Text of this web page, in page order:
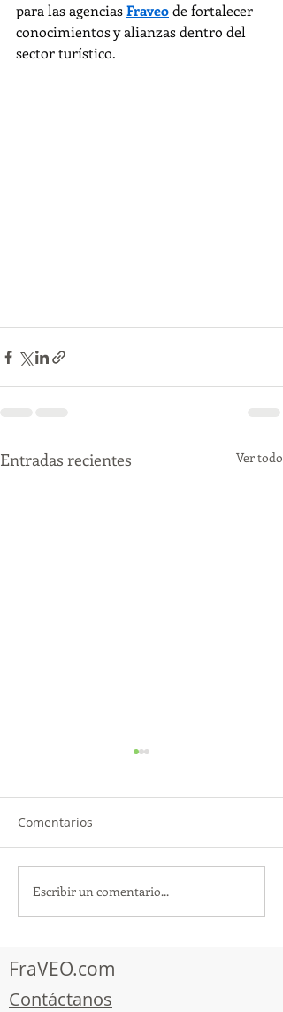
para las agencias Fraveo de fortalecer
conocimientos y alianzas dentro del
sector turístico.
Entradas recientes Ver todo
¡Acapulco y Guerrero se
Visten de Fiesta!
Comentarios
Escribir un comentario...
FraVEO.com
Contáctanos